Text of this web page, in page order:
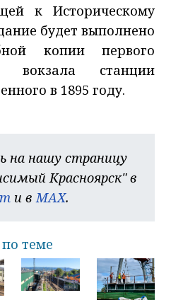
к Историческому
будет выполнено
копии первого
вокзала станции
в 1895 году.
на нашу страницу
Красноярск" в
и в MAX.
теме